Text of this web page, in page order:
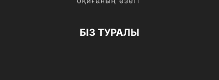
БІЗ ТУРАЛЫ